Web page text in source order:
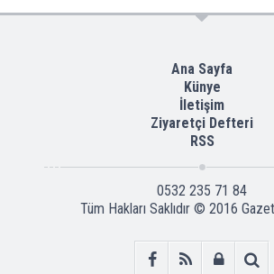
Ana Sayfa
Künye
İletişim
Ziyaretçi Defteri
RSS
0532 235 71 84
Tüm Hakları Saklıdır © 2016